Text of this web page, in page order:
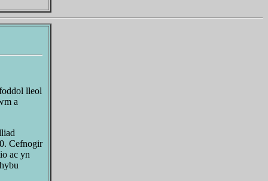
lleol
a
Cefnogir
ac yn